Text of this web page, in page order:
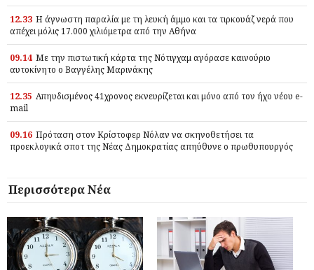
12.33 Η άγνωστη παραλία με τη λευκή άμμο και τα τιρκουάζ νερά που
απέχει μόλις 17.000 χιλιόμετρα από την Αθήνα
09.14 Με την πιστωτική κάρτα της Νότιγχαμ αγόρασε καινούριο
αυτοκίνητο ο Βαγγέλης Μαρινάκης
12.35 Απηυδισμένος 41χρονος εκνευρίζεται και μόνο από τον ήχο νέου e-
mail
09.16 Πρόταση στον Κρίστοφερ Νόλαν να σκηνοθετήσει τα
προεκλογικά σποτ της Νέας Δημοκρατίας απηύθυνε ο πρωθυπουργός
Περισσότερα Νέα